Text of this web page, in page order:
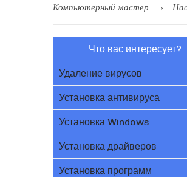
Компьютерный мастер
Что вас интересует?
Удаление вирусов
Установка антивируса
Установка Windows
Установка драйверов
Установка программ